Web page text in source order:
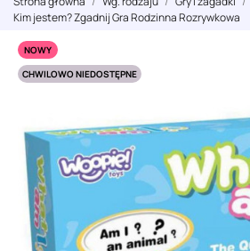
Kim jestem? Zgadnij Gra Rodzinna Rozrywkowa
NOWY
CHWILOWO NIEDOSTĘPNE